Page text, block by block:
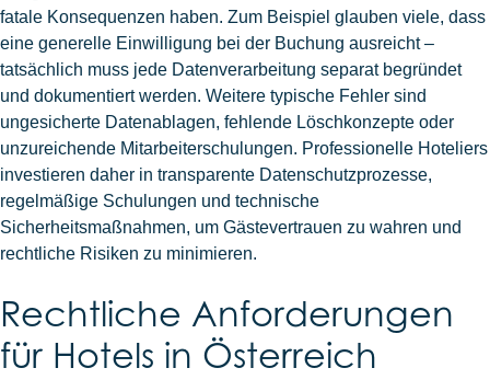
fatale Konsequenzen haben. Zum Beispiel glauben viele, dass
eine generelle Einwilligung bei der Buchung ausreicht –
tatsächlich muss jede Datenverarbeitung separat begründet
und dokumentiert werden. Weitere typische Fehler sind
ungesicherte Datenablagen, fehlende Löschkonzepte oder
unzureichende Mitarbeiterschulungen. Professionelle Hoteliers
investieren daher in transparente Datenschutzprozesse,
regelmäßige Schulungen und technische
Sicherheitsmaßnahmen, um Gästevertrauen zu wahren und
rechtliche Risiken zu minimieren.
Rechtliche Anforderungen
für Hotels in Österreich